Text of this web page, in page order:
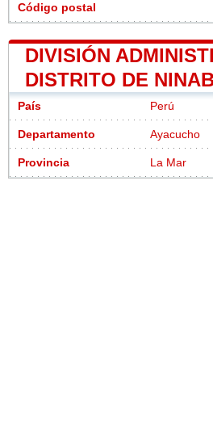
Código postal
DIVISIÓN
DISTRITO DE
País Perú
Departamento Ayacucho
Provincia La Mar